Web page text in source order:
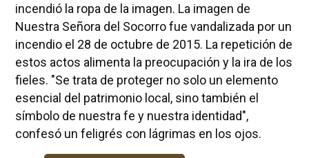
incendió la ropa de la imagen. La imagen de
Nuestra Señora del Socorro fue vandalizada por un
incendio el 28 de octubre de 2015. La repetición de
estos actos alimenta la preocupación y la ira de los
fieles. "Se trata de proteger no solo un elemento
esencial del patrimonio local, sino también el
símbolo de nuestra fe y nuestra identidad",
confesó un feligrés con lágrimas en los ojos.